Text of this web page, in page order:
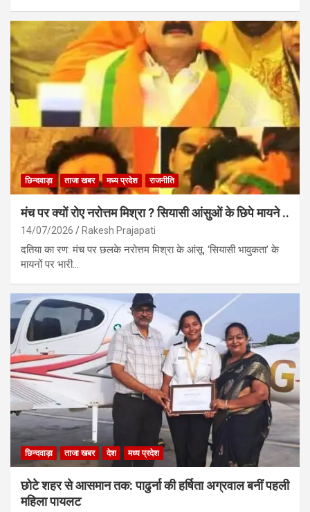
छिन्दवाड़ा ताजा खबर मध्य प्रदेश राजनीति
मंच पर क्यों रोए नरोत्तम मिश्रा ? सियासी आंसुओं के छिपे मायने ..
14/07/2026 Rakesh Prajapati
दतिया का रण: मंच पर छलके नरोत्तम मिश्रा के आंसू, ‘सियासी भावुकता’ के
मायनों पर भारी…
छिन्दवाड़ा ताजा खबर देश मध्य प्रदेश
छोटे शहर से आसमान तक: पाढुर्ना की हर्षिता अग्रवाल बनीं पहली
महिला पायलट